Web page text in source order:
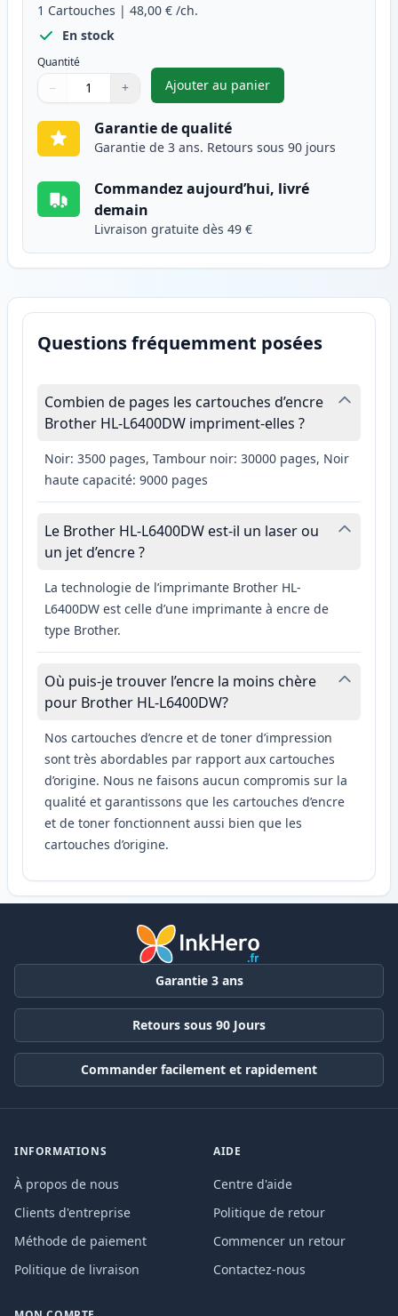
1 Cartouches | 48,00 € /ch.
En stock
Quantité
Quantité
Utilisez les boutons pour ajuster
− +
Quantité
Ajouter au panier
,Brother DR3400 tambour
Garantie de qualité
Garantie de 3 ans. Retours sous 90 jours
Commandez aujourd’hui, livré
demain
Livraison gratuite dès 49 €
Questions fréquemment posées
Combien de pages les cartouches d’encre
Brother HL-L6400DW impriment-elles ?
Noir: 3500 pages, Tambour noir: 30000 pages, Noir
haute capacité: 9000 pages
Le Brother HL-L6400DW est-il un laser ou
un jet d’encre ?
La technologie de l’imprimante Brother HL-
L6400DW est celle d’une imprimante à encre de
type Brother.
Où puis-je trouver l’encre la moins chère
pour Brother HL-L6400DW?
Nos cartouches d’encre et de toner d’impression
sont très abordables par rapport aux cartouches
d’origine. Nous ne faisons aucun compromis sur la
qualité et garantissons que les cartouches d’encre
et de toner fonctionnent aussi bien que les
cartouches d’origine.
Garantie 3 ans
Retours sous 90 Jours
Commander facilement et rapidement
INFORMATIONS
À propos de nous
Clients d'entreprise
Méthode de paiement
Politique de livraison
AIDE
Centre d'aide
Politique de retour
Commencer un retour
Contactez-nous